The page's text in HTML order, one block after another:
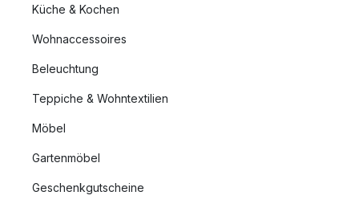
Küche & Kochen
Wohnaccessoires
Beleuchtung
Teppiche & Wohntextilien
Möbel
Gartenmöbel
Geschenkgutscheine